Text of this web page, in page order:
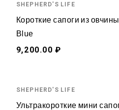
SHEPHERD'S LIFE
Короткие сапоги из
Blue
9,200.00 ₽
SHEPHERD'S LIFE
Ультракороткие мини